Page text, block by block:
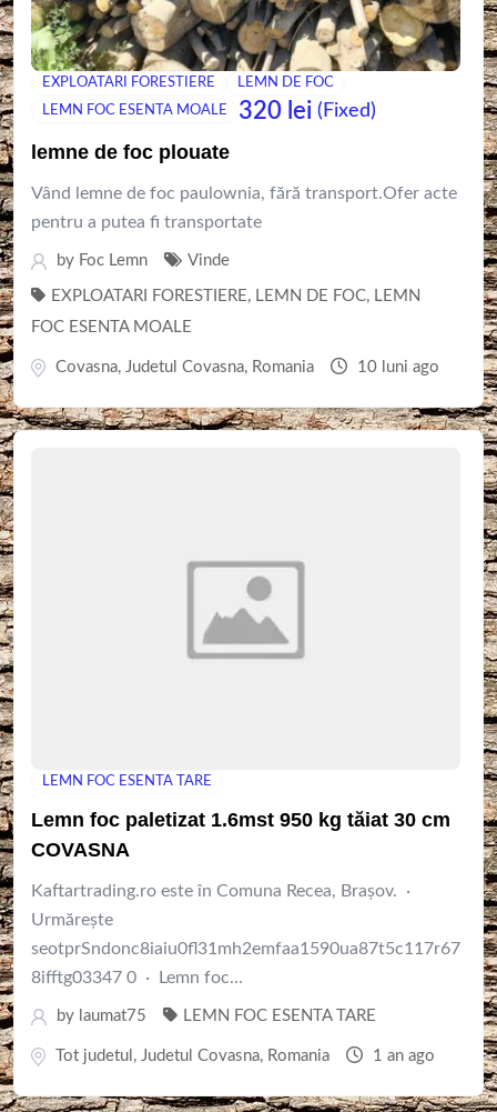
EXPLOATARI FORESTIERE
LEMN DE FOC
LEMN FOC ESENTA MOALE
320 lei (Fixed)
lemne de foc plouate
Vând lemne de foc paulownia, fără transport.Ofer acte
pentru a putea fi transportate
by Foc Lemn Vinde
EXPLOATARI FORESTIERE , LEMN DE FOC, LEMN
FOC ESENTA MOALE
Covasna, Judetul Covasna, Romania 10 luni ago
LEMN FOC ESENTA TARE
Lemn foc paletizat 1.6mst 950 kg tăiat 30 cm
COVASNA
Kaftartrading.ro este în Comuna Recea, Brașov. ·
Urmăreşte
seotprSndonc8iaiu0fl31mh2emfaa1590ua87t5c117r67
8ifftg03347 0 · Lemn foc...
by laumat75 LEMN FOC ESENTA TARE
Tot judetul , Judetul Covasna, Romania 1 an ago